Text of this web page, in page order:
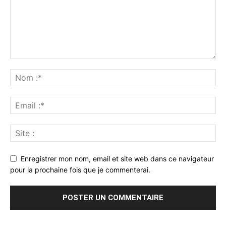
Enregistrer mon nom, email et site web dans ce navigateur
pour la prochaine fois que je commenterai.